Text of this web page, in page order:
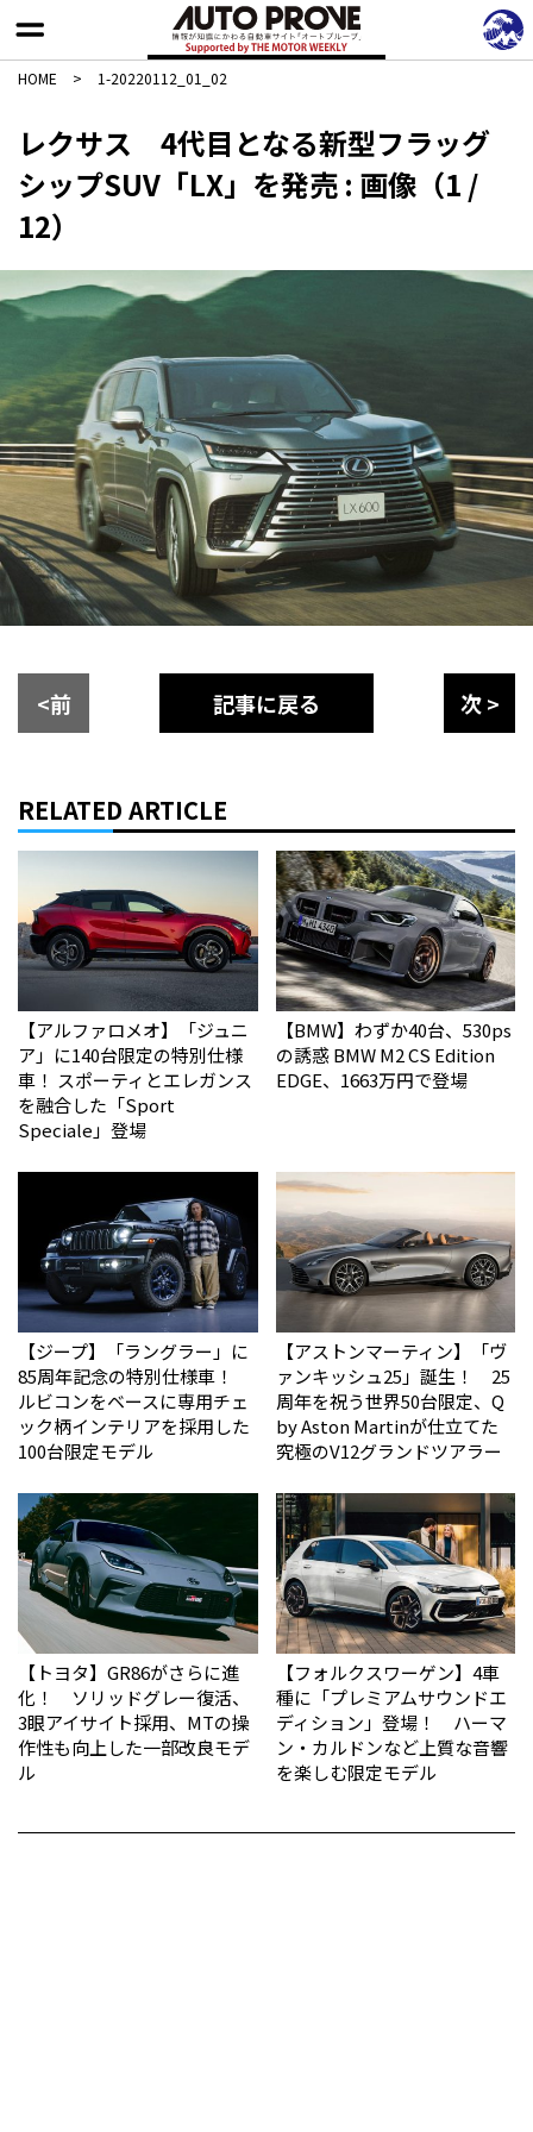
HOME > 1-20220112_01_02
レクサス 4代目となる新型フラッグ
シップSUV「LX」を発売 : 画像（1 /
12）
<前 記事に戻る 次 >
RELATED ARTICLE
【アルファロメオ】「ジュニ
ア」に140台限定の特別仕様
車！ スポーティとエレガンス
を融合した「Sport
Speciale」登場
【BMW】わずか40台、530ps
の誘惑 BMW M2 CS Edition
EDGE、1663万円で登場
【ジープ】「ラングラー」に
85周年記念の特別仕様車！
ルビコンをベースに専用チェ
ック柄インテリアを採用した
100台限定モデル
【アストンマーティン】「ヴ
ァンキッシュ25」誕生！ 25
周年を祝う世界50台限定、Q
by Aston Martinが仕立てた
究極のV12グランドツアラー
【トヨタ】GR86がさらに進
化！ ソリッドグレー復活、
3眼アイサイト採用、MTの操
作性も向上した一部改良モデ
ル
【フォルクスワーゲン】4車
種に「プレミアムサウンドエ
ディション」登場！ ハーマ
ン・カルドンなど上質な音響
を楽しむ限定モデル